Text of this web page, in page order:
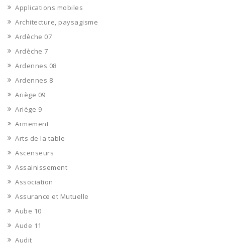
Applications mobiles
Architecture, paysagisme
Ardèche 07
Ardèche 7
Ardennes 08
Ardennes 8
Ariège 09
Ariège 9
Armement
Arts de la table
Ascenseurs
Assainissement
Association
Assurance et Mutuelle
Aube 10
Aude 11
Audit